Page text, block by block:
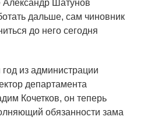
Александр Шатунов
дальше, сам чиновник
до него сегодня
из администрации
департамента
Кочетков, он теперь
обязанности зама